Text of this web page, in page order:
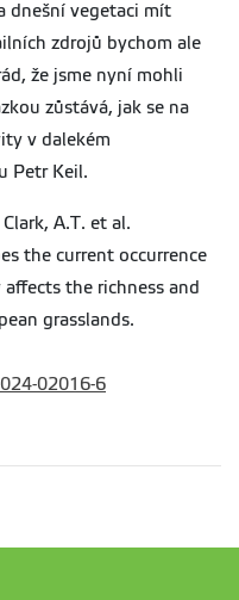
dnešní vegetaci mít
zdrojů bychom ale
že jsme nyní mohli
zůstává, jak se na
v dalekém
Petr Keil.
A.T. et al.
the current occurrence
the richness and
grasslands.
02016-6